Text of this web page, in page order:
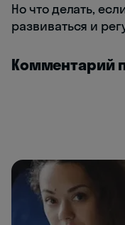
Но что делать,
развиваться и
Комментарий